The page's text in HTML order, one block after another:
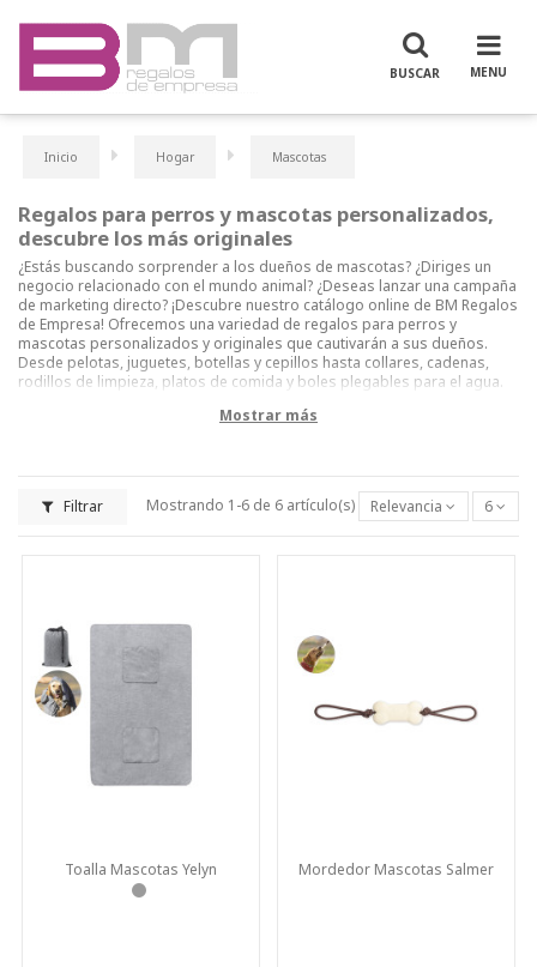
Inicio Hogar Mascotas
Regalos para perros y mascotas personalizados,
descubre los más originales
¿Estás buscando sorprender a los dueños de mascotas? ¿Diriges un
negocio relacionado con el mundo animal? ¿Deseas lanzar una campaña
de marketing directo? ¡Descubre nuestro catálogo online de BM Regalos
de Empresa! Ofrecemos una variedad de regalos para perros y
mascotas personalizados y originales que cautivarán a sus dueños.
Desde pelotas, juguetes, botellas y cepillos hasta collares, cadenas,
rodillos de limpieza, platos de comida y boles plegables para el agua.
propio pack regalo para perros con nuestra amplia selección de
opciones ecológicas con fibra de bambú y antibacterianas. Explora
nuestra colección completa de regalos para perros y mascotas, todos
personalizados y originales.
Mostrar más
Filtrar Mostrando 1-6 de 6 artículo(s) Relevancia 6
Toalla Mascotas Yelyn Mordedor Mascotas Salmer